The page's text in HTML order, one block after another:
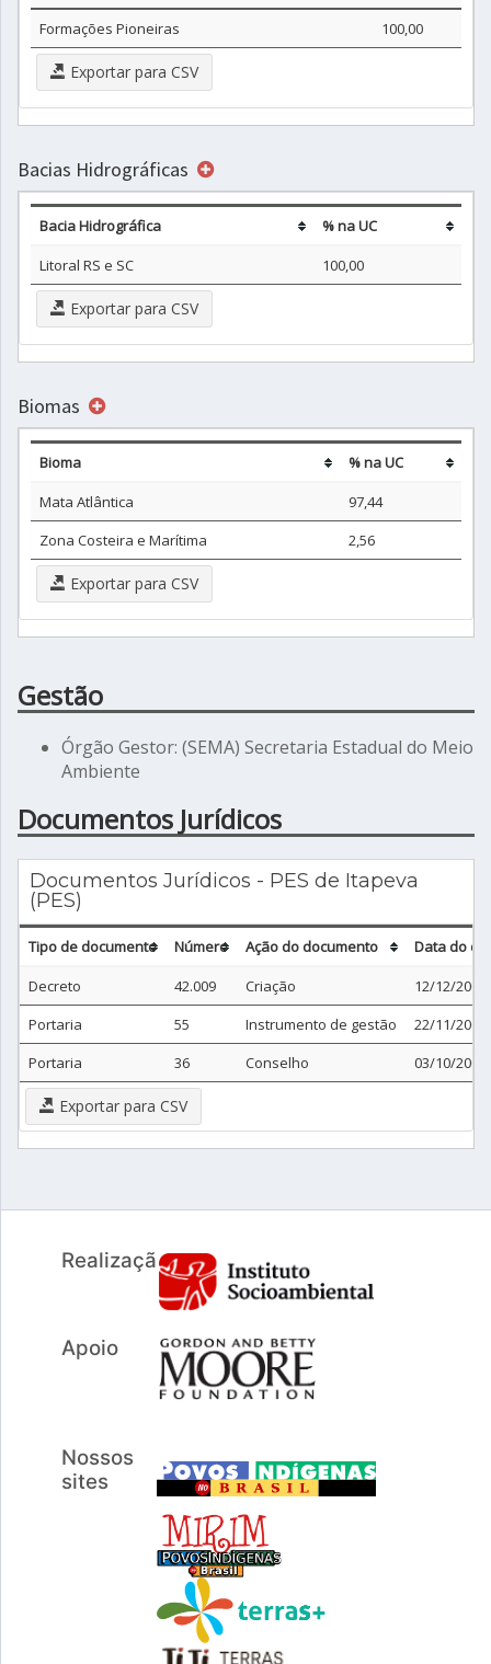
Formações Pioneiras
100,00
Exportar para CSV
Bacias Hidrográficas
Bacia Hidrográfica
% na UC
Litoral RS e SC
100,00
Exportar para CSV
Biomas
Bioma
% na UC
Mata Atlântica
97,44
Zona Costeira e Marítima
2,56
Exportar para CSV
Gestão
Órgão Gestor: (SEMA) Secretaria Estadual do Meio
Ambiente
Documentos Jurídicos
Documentos Jurídicos - PES de Itapeva
(PES)
Tipo de documento Número Ação do documento
Data do
Decreto
42.009 Criação
12/12/2002
Portaria
55 Instrumento de gestão
22/11/2007
Portaria
36 Conselho 03/10/2007
Exportar para CSV